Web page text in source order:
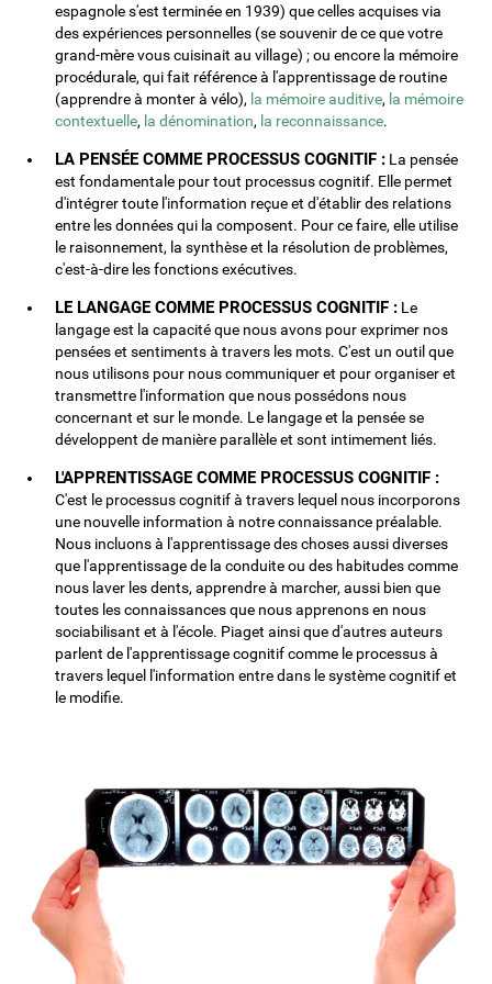
espagnole s'est terminée en 1939) que celles acquises via
des expériences personnelles (se souvenir de ce que votre
grand-mère vous cuisinait au village) ; ou encore la mémoire
procédurale, qui fait référence à l'apprentissage de routine
(apprendre à monter à vélo), la mémoire auditive, la mémoire
contextuelle, la dénomination, la reconnaissance.
LA PENSÉE COMME PROCESSUS COGNITIF : La pensée
est fondamentale pour tout processus cognitif. Elle permet
d'intégrer toute l'information reçue et d'établir des relations
entre les données qui la composent. Pour ce faire, elle utilise
le raisonnement, la synthèse et la résolution de problèmes,
c'est-à-dire les fonctions exécutives.
LE LANGAGE COMME PROCESSUS COGNITIF : Le
langage est la capacité que nous avons pour exprimer nos
pensées et sentiments à travers les mots. C'est un outil que
nous utilisons pour nous communiquer et pour organiser et
transmettre l'information que nous possédons nous
concernant et sur le monde. Le langage et la pensée se
développent de manière parallèle et sont intimement liés.
L'APPRENTISSAGE COMME PROCESSUS COGNITIF :
C'est le processus cognitif à travers lequel nous incorporons
une nouvelle information à notre connaissance préalable.
Nous incluons à l'apprentissage des choses aussi diverses
que l'apprentissage de la conduite ou des habitudes comme
nous laver les dents, apprendre à marcher, aussi bien que
toutes les connaissances que nous apprenons en nous
sociabilisant et à l'école. Piaget ainsi que d'autres auteurs
parlent de l'apprentissage cognitif comme le processus à
travers lequel l'information entre dans le système cognitif et
le modifie.